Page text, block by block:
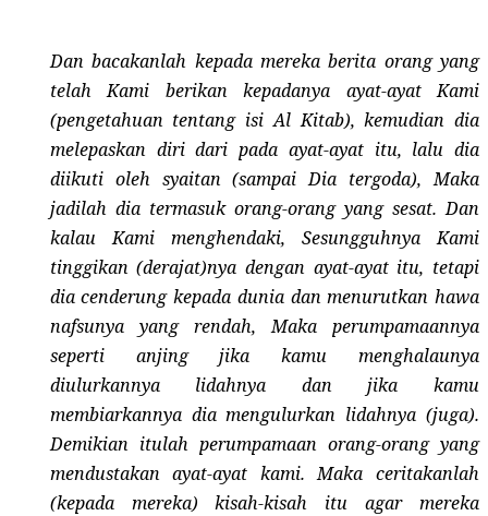
Dan bacakanlah kepada mereka berita orang yang
telah Kami berikan kepadanya ayat-ayat Kami
(pengetahuan tentang isi Al Kitab), kemudian dia
melepaskan diri dari pada ayat-ayat itu, lalu dia
diikuti oleh syaitan (sampai Dia tergoda), Maka
jadilah dia termasuk orang-orang yang sesat. Dan
kalau Kami menghendaki, Sesungguhnya Kami
tinggikan (derajat)nya dengan ayat-ayat itu, tetapi
dia cenderung kepada dunia dan menurutkan hawa
nafsunya yang rendah, Maka perumpamaannya
seperti anjing jika kamu menghalaunya
diulurkannya lidahnya dan jika kamu
membiarkannya dia mengulurkan lidahnya (juga).
Demikian itulah perumpamaan orang-orang yang
mendustakan ayat-ayat kami. Maka ceritakanlah
(kepada mereka) kisah-kisah itu agar mereka